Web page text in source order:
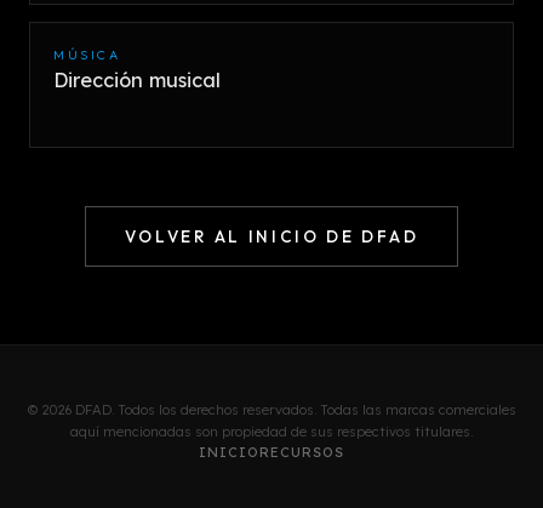
MÚSICA
Dirección musical
VOLVER AL INICIO DE DFAD
© 2026 DFAD. Todos los derechos reservados. Todas las marcas comerciales
aquí mencionadas son propiedad de sus respectivos titulares.
INICIO RECURSOS